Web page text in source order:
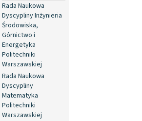
Rada Naukowa
Dyscypliny Inżynieria
Środowiska,
Górnictwo i
Energetyka
Politechniki
Warszawskiej
Rada Naukowa
Dyscypliny
Matematyka
Politechniki
Warszawskiej